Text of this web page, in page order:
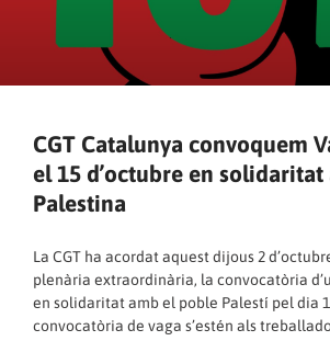
CGT Catalunya convoquem
el 15 d’octubre en solidaritat
Palestina
La CGT ha acordat aquest dijous 2
plenària extraordinària, la convocatòria
en solidaritat amb el poble Palestí pel dia
convocatòria de vaga s’estén als